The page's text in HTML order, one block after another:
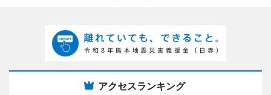
アクセスランキング